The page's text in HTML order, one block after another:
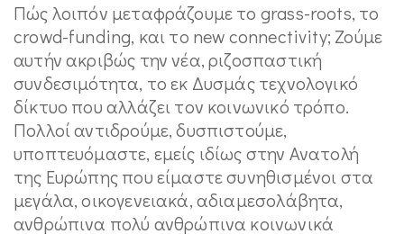
Πώς λοιπόν μεταφράζουμε το grass-roots, το
crowd-funding, και το new connectivity; Ζούμε
αυτήν ακριβώς την νέα, ριζοσπαστική
συνδεσιμότητα, το εκ Δυσμάς τεχνολογικό
δίκτυο που αλλάζει τον κοινωνικό τρόπο.
Πολλοί αντιδρούμε, δυσπιστούμε,
υποπτευόμαστε, εμείς ιδίως στην Ανατολή
της Ευρώπης που είμαστε συνηθισμένοι στα
μεγάλα, οικογενειακά, αδιαμεσολάβητα,
ανθρώπινα πολύ ανθρώπινα κοινωνικά